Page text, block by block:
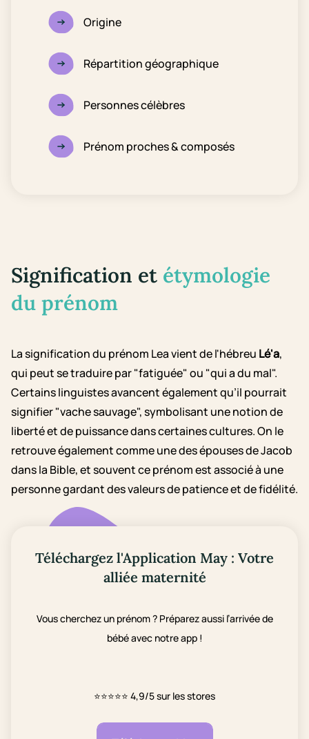
Origine
Répartition géographique
Personnes célèbres
Prénom proches & composés
Signification et étymologie
du prénom
La signification du prénom Lea vient de l'hébreu Lé'a,
qui peut se traduire par "fatiguée" ou "qui a du mal".
Certains linguistes avancent également qu’il pourrait
signifier "vache sauvage", symbolisant une notion de
liberté et de puissance dans certaines cultures. On le
retrouve également comme une des épouses de Jacob
dans la Bible, et souvent ce prénom est associé à une
personne gardant des valeurs de patience et de fidélité.
Téléchargez l'Application May : Votre
alliée maternité
Vous cherchez un prénom ? Préparez aussi l’arrivée de
bébé avec notre app !
⭐⭐⭐⭐⭐ 4,9/5 sur les stores